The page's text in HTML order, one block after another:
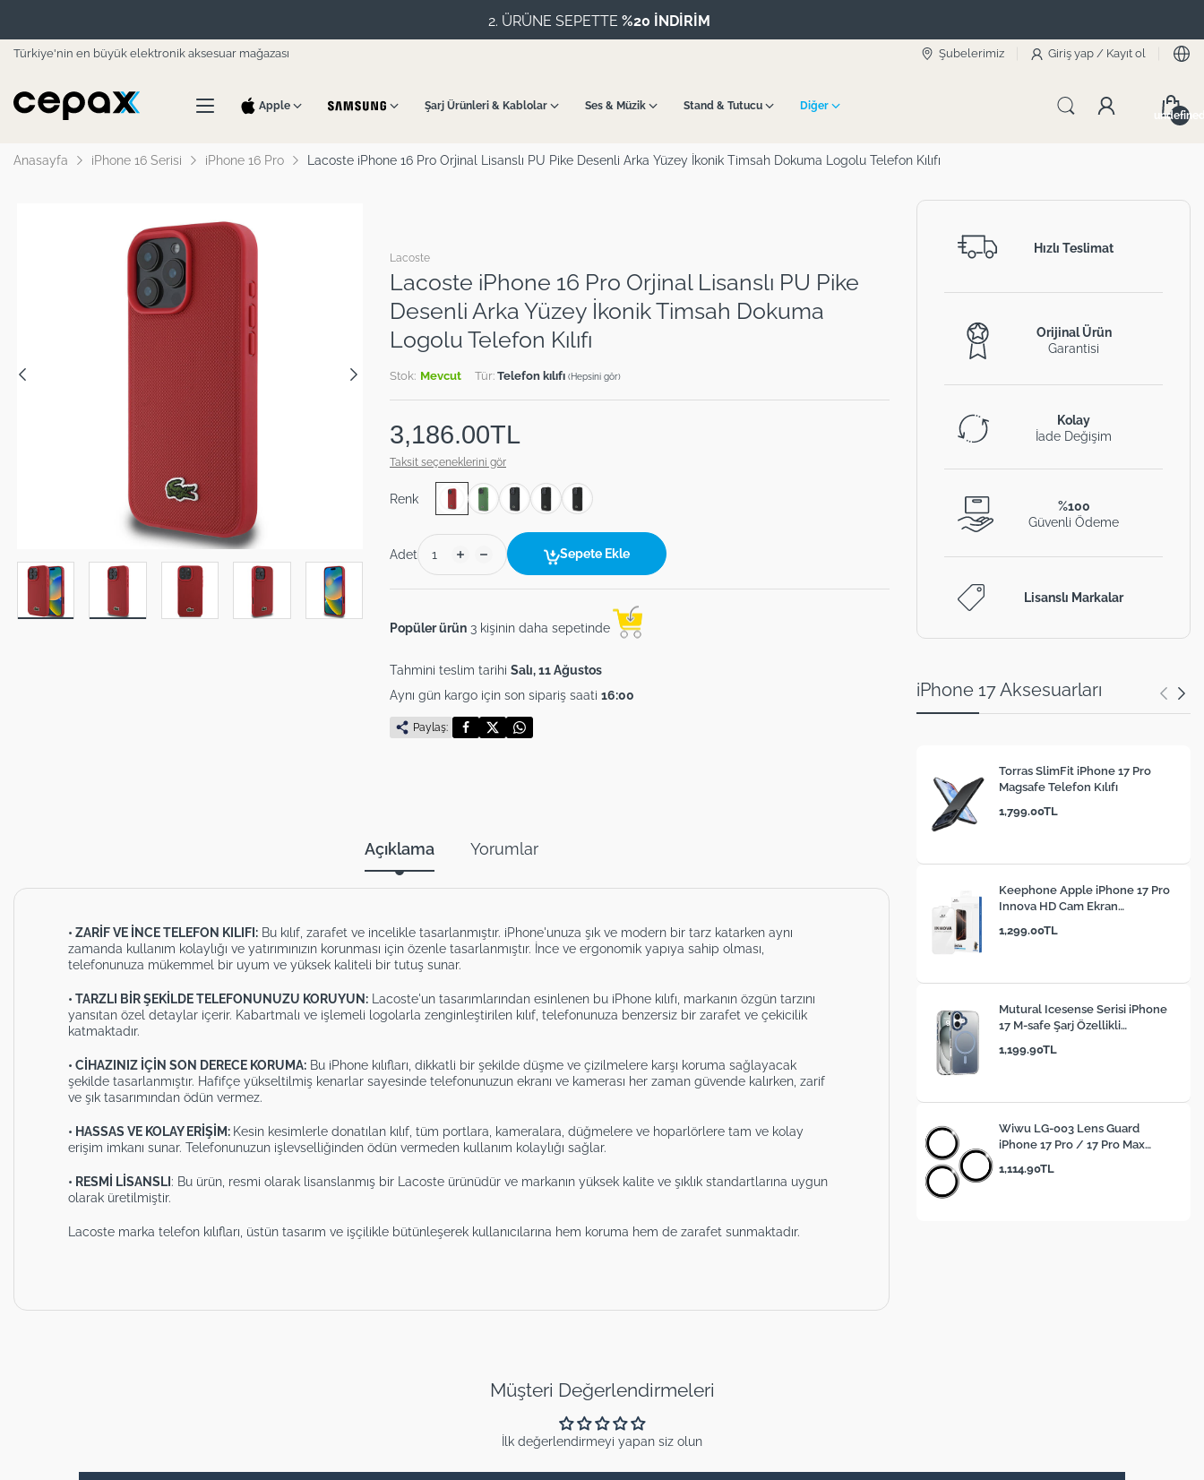
1000 TL ve üzeriÜCRETSİZ KARGO
Türkiye'nin en büyük elektronik aksesuar mağazası Şubelerimiz Giriş yap / Kayıt ol
Apple Şarj Ürünleri & Kablolar Ses & Müzik Stand & Tutucu Diğer
Anasayfa iPhone 16 Serisi iPhone 16 Pro Lacoste iPhone 16 Pro Orjinal Lisanslı PU Pike Desenli Arka Yüzey İkonik Timsah Dokuma Logolu Telefon Kılıfı
Lacoste
Lacoste iPhone 16 Pro Orjinal Lisanslı PU Pike
Desenli Arka Yüzey İkonik Timsah Dokuma
Logolu Telefon Kılıfı
Stok: Mevcut Tür: Telefon kılıfı (Hepsini gör)
3,186.00TL
Taksit seçeneklerini gör
Renk
Adet Sepete Ekle
Popüler ürün 3 kişinin daha sepetinde
Tahmini teslim tarihi Salı, 11 Ağustos
Aynı gün kargo için son sipariş saati 16:00
Paylaş:
Açıklama Yorumlar
• ZARİF VE İNCE TELEFON KILIFI: Bu kılıf, zarafet ve incelikle tasarlanmıştır. iPhone'unuza şık ve modern bir tarz katarken aynı
zamanda kullanım kolaylığı ve yatırımınızın korunması için özenle tasarlanmıştır. İnce ve ergonomik yapıya sahip olması,
telefonunuza mükemmel bir uyum ve yüksek kaliteli bir tutuş sunar.
• TARZLI BİR ŞEKİLDE TELEFONUNUZU KORUYUN: Lacoste'un tasarımlarından esinlenen bu iPhone kılıfı, markanın özgün tarzını
yansıtan özel detaylar içerir. Kabartmalı ve işlemeli logolarla zenginleştirilen kılıf, telefonunuza benzersiz bir zarafet ve çekicilik
katmaktadır.
• CİHAZINIZ İÇİN SON DERECE KORUMA: Bu iPhone kılıfları, dikkatli bir şekilde düşme ve çizilmelere karşı koruma sağlayacak
şekilde tasarlanmıştır. Hafifçe yükseltilmiş kenarlar sayesinde telefonunuzun ekranı ve kamerası her zaman güvende kalırken, zarif
ve şık tasarımından ödün vermez.
• HASSAS VE KOLAY ERİŞİM: Kesin kesimlerle donatılan kılıf, tüm portlara, kameralara, düğmelere ve hoparlörlere tam ve kolay
erişim imkanı sunar. Telefonunuzun işlevselliğinden ödün vermeden kullanım kolaylığı sağlar.
• RESMİ LİSANSLI : Bu ürün, resmi olarak lisanslanmış bir Lacoste ürünüdür ve markanın yüksek kalite ve şıklık standartlarına uygun
olarak üretilmiştir.
Lacoste marka telefon kılıfları, üstün tasarım ve işçilikle bütünleşerek kullanıcılarına hem koruma hem de zarafet sunmaktadır.
Hızlı Teslimat
Orijinal Ürün
Garantisi
Kolay
İade Değişim
%100
Güvenli Ödeme
Lisanslı Markalar
iPhone 17 Aksesuarları
Torras SlimFit iPhone 17 Pro
Magsafe Telefon Kılıfı
1,799.00TL
Keephone Apple iPhone 17 Pro
Innova HD Cam Ekran
1,299.00TL
Mutural Icesense Serisi iPhone
17 M-safe Şarj Özellikli
Telefon Kılıfı
1,199.90TL
Wiwu LG-003 Lens Guard
iPhone 17 Pro / 17 Pro Max
Kamera Lens Koruyucu
1,114.90TL
Müşteri Değerlendirmeleri
İlk değerlendirmeyi yapan siz olun